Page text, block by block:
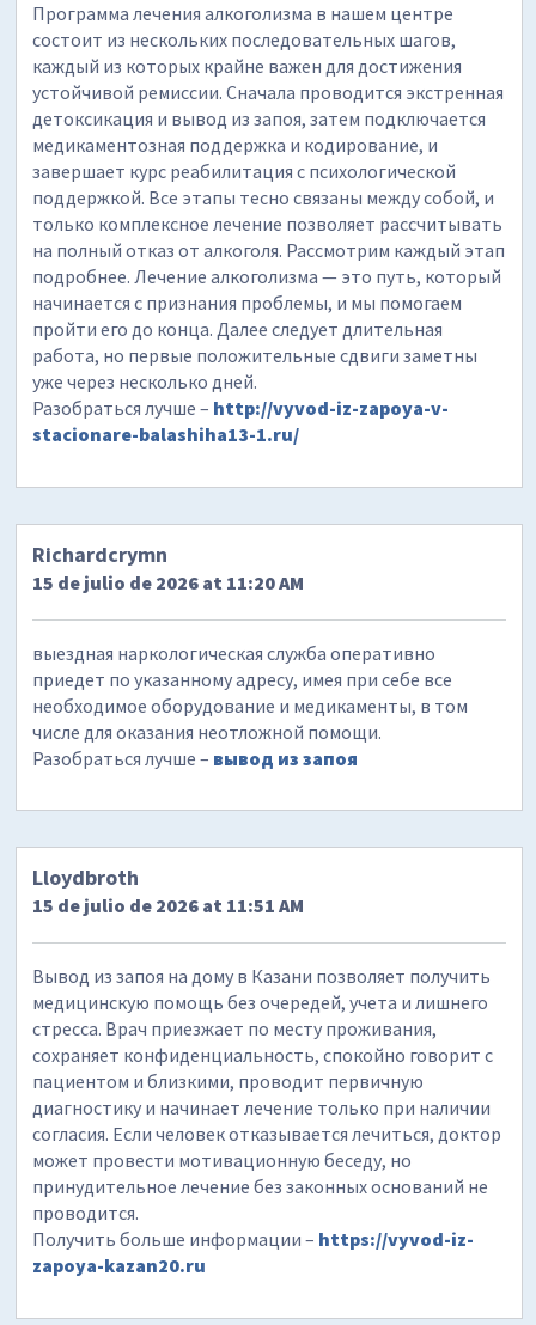
Программа лечения алкоголизма в нашем центре
состоит из нескольких последовательных шагов,
каждый из которых крайне важен для достижения
устойчивой ремиссии. Сначала проводится экстренная
детоксикация и вывод из запоя, затем подключается
медикаментозная поддержка и кодирование, и
завершает курс реабилитация с психологической
поддержкой. Все этапы тесно связаны между собой, и
только комплексное лечение позволяет рассчитывать
на полный отказ от алкоголя. Рассмотрим каждый этап
подробнее. Лечение алкоголизма — это путь, который
начинается с признания проблемы, и мы помогаем
пройти его до конца. Далее следует длительная
работа, но первые положительные сдвиги заметны
уже через несколько дней.
Разобраться лучше – http://vyvod-iz-zapoya-v-
stacionare-balashiha13-1.ru/
Richardcrymn
15 de julio de 2026 at 11:20 AM
выездная наркологическая служба оперативно
приедет по указанному адресу, имея при себе все
необходимое оборудование и медикаменты, в том
числе для оказания неотложной помощи.
Разобраться лучше – вывод из запоя
Lloydbroth
15 de julio de 2026 at 11:51 AM
Вывод из запоя на дому в Казани позволяет получить
медицинскую помощь без очередей, учета и лишнего
стресса. Врач приезжает по месту проживания,
сохраняет конфиденциальность, спокойно говорит с
пациентом и близкими, проводит первичную
диагностику и начинает лечение только при наличии
согласия. Если человек отказывается лечиться, доктор
может провести мотивационную беседу, но
принудительное лечение без законных оснований не
проводится.
Получить больше информации – https://vyvod-iz-
zapoya-kazan20.ru